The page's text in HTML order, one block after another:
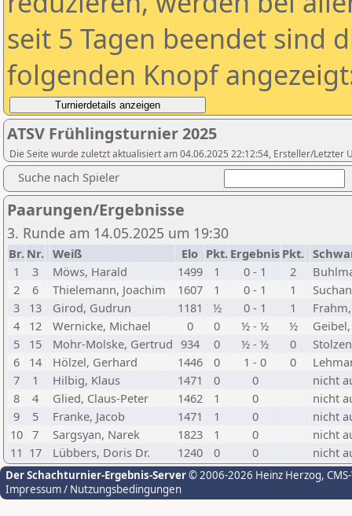
seit 5 Tagen beendet sind
folgenden Knopf
ATSV Frühlingsturnier 2025
Die Seite wurde zuletzt aktualisiert am 04.06.2025 22:12:54, Ersteller/Letzter
Suche nach Spieler
Paarungen/Ergebnisse
3. Runde am 14.05.2025 um 19:30
Br. Nr. Weiß Elo Pkt. Ergebnis Pkt.
1
3 Möws, Harald 1499 1 0 - 1 2
2
6 Thielemann, Joachim 1607 1 0 - 1 1
3
13 Girod, Gudrun 1181 ½ 0 - 1 1
4
12 Wernicke, Michael 0 0 ½ - ½ ½
5
15 Mohr-Molske, Gertrud 934 0 ½ - ½ 0
6
14 Hölzel, Gerhard 1446 0 1 - 0 0
7
1 Hilbig, Klaus 1471 0 0
nicht
8
4 Glied, Claus-Peter 1462 1 0
nicht
9
5 Franke, Jacob 1471 1 0
nicht
10
7 Sargsyan, Narek 1823 1 0
nicht
11 17 Lübbers, Doris Dr. 1240 0 0 nicht
Der Schachturnier-Ergebnis-Server© 2006-2026 Heinz Herzog,
Impressum / Nutzungsbedingungen